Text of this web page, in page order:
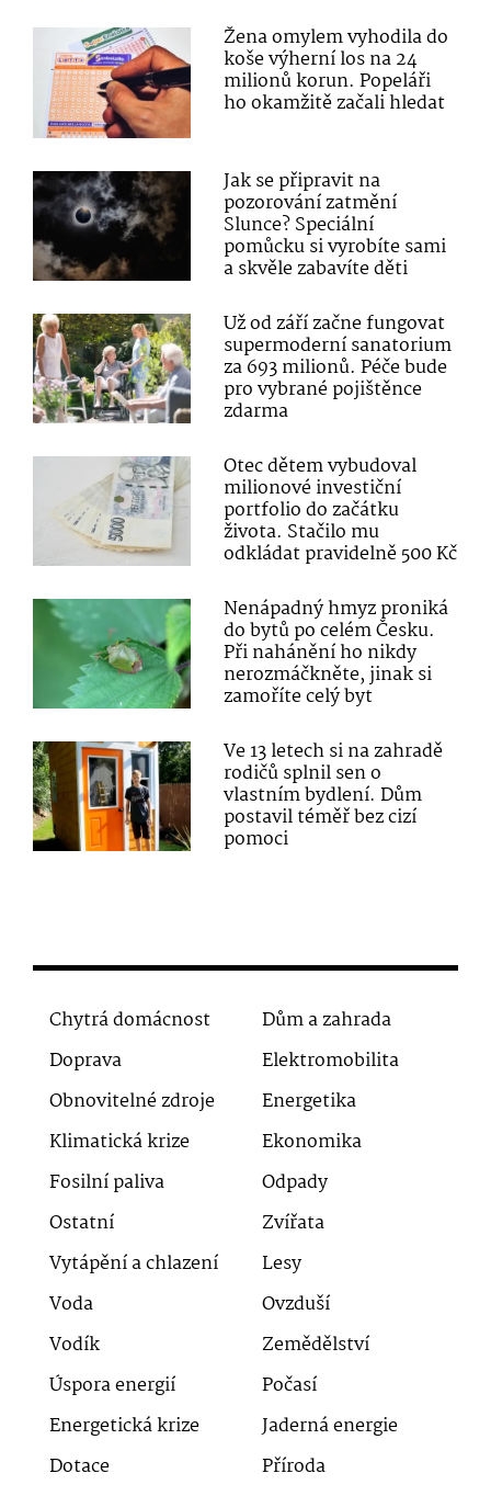
Žena omylem vyhodila do
koše výherní los na 24
milionů korun. Popeláři
ho okamžitě začali hledat
Jak se připravit na
pozorování zatmění
Slunce? Speciální
pomůcku si vyrobíte sami
a skvěle zabavíte děti
Už od září začne fungovat
supermoderní sanatorium
za 693 milionů. Péče bude
pro vybrané pojištěnce
zdarma
Otec dětem vybudoval
milionové investiční
portfolio do začátku
života. Stačilo mu
odkládat pravidelně 500 Kč
Nenápadný hmyz proniká
do bytů po celém Česku.
Při nahánění ho nikdy
nerozmáčkněte, jinak si
zamoříte celý byt
Ve 13 letech si na zahradě
rodičů splnil sen o
vlastním bydlení. Dům
postavil téměř bez cizí
pomoci
Chytrá domácnost
Dům a zahrada
Doprava
Elektromobilita
Obnovitelné zdroje
Energetika
Klimatická krize
Ekonomika
Fosilní paliva
Odpady
Ostatní
Zvířata
Vytápění a chlazení
Lesy
Voda
Ovzduší
Vodík
Zemědělství
Úspora energií
Počasí
Energetická krize
Jaderná energie
Dotace
Příroda